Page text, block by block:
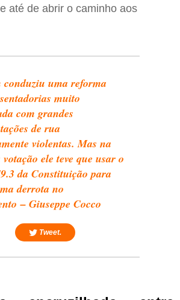
até de abrir o caminho aos
uma reforma
muito
com grandes
de rua
violentas. Mas na
ele teve que usar o
da Constituição para
derrota no
– Giuseppe Cocco
Tweet.